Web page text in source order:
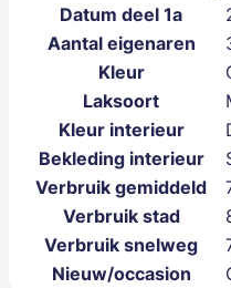
Datum deel 1a
Aantal eigenaren
Kleur
Laksoort
Kleur interieur
Bekleding interieur
Verbruik gemiddeld
Verbruik stad
Verbruik snelweg
Nieuw/occasion